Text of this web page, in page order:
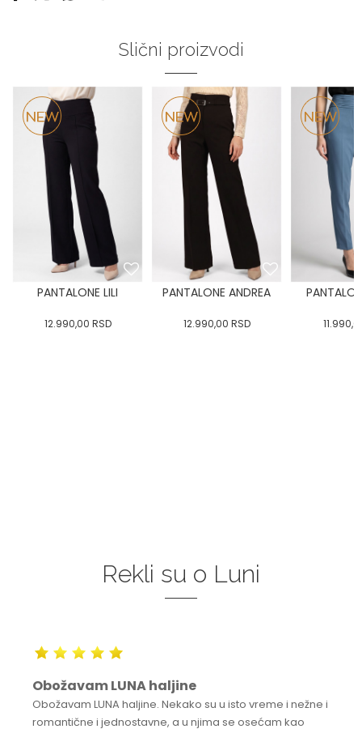
Slični proizvodi
PANTALONE LILI
12.990,00 RSD
PANTALONE ANDREA
12.990,00 RSD
Rekli su o Luni
Obožavam LUNA haljine
Obožavam LUNA haljine. Nekako su u isto vreme i nežne i
romantične i jednostavne, a u njima se osećam kao